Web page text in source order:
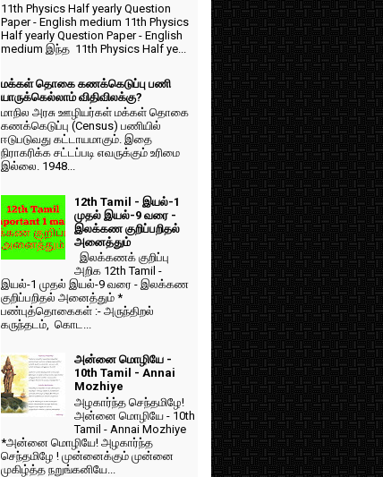
11th Physics Half yearly Question
Paper - English medium 11th Physics
Half yearly Question Paper - English
medium இந்த 11th Physics Half ye...
மக்கள் தொகை கணக்கெடுப்பு பணி
யாருக்கெல்லாம் விதிவிலக்கு?
மாநில அரசு ஊழியர்கள் மக்கள் தொகை
கணக்கெடுப்பு (Census) பணியில்
ஈடுபடுவது கட்டாயமாகும். இதை
நிராகரிக்க சட்டப்படி எவருக்கும் உரிமை
இல்லை. 1948...
12th Tamil - இயல்-1
முதல் இயல்-9 வரை -
இலக்கண குறிப்பறிதல்
அனைத்தும்
இலக்கணக் குறிப்பு
அறிக 12th Tamil -
இயல்-1 முதல் இயல்-9 வரை - இலக்கண
குறிப்பறிதல் அனைத்தும் *
பண்புத்தொகைகள் :- அருந்திறல்
கருந்தடம், கொட...
அன்னை மொழியே -
10th Tamil - Annai
Mozhiye
அழகார்ந்த செந்தமிழே!
அன்னை மொழியே - 10th
Tamil - Annai Mozhiye
*அன்னை மொழியே! அழகார்ந்த
செந்தமிழே ! முன்னைக்கும் முன்னை
முகிழ்த்த நறுங்கனியே...